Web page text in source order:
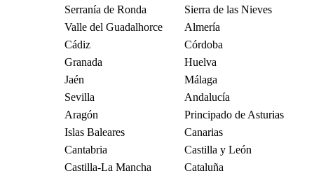
Serranía de Ronda
Sierra de las Nieves
Valle del Guadalhorce
Almería
Cádiz
Córdoba
Granada
Huelva
Jaén
Málaga
Sevilla
Andalucía
Aragón
Principado de Asturias
Islas Baleares
Canarias
Cantabria
Castilla y León
Castilla-La Mancha
Cataluña